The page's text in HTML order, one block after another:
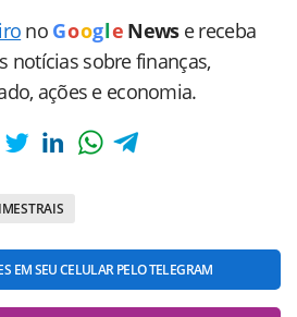
no Goog le News e receba
notícias sobre finanças,
ações e economia.
EM SEU CELULAR PELO TELEGRAM